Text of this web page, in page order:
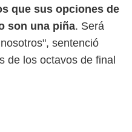
que sus opciones de
son una piña. Será
sentenció
de los octavos de final